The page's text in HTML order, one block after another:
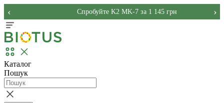
Спробуйте K2 MK-7 за 1 145 грн
‹ ›
Каталог
Пошук